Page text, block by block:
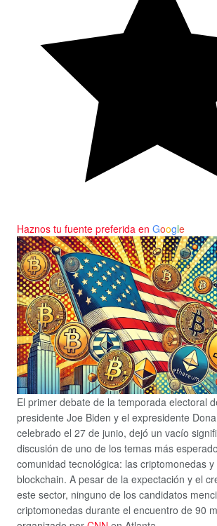
Haznos tu fuente preferida en Google
El primer debate de la temporada electoral
presidente Joe Biden y el expresidente
celebrado el 27 de junio, dejó un vacío
discusión de uno de los temas más
comunidad tecnológica: las criptomonedas
blockchain. A pesar de la expectación y el
este sector, ninguno de los candidatos
criptomonedas durante el encuentro de 90